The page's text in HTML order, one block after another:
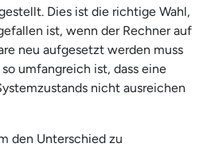
Dies ist die richtige Wahl,
ist, wenn der Rechner auf
neu aufgesetzt werden muss
umfangreich ist, dass eine
nicht ausreichen
den Unterschied zu